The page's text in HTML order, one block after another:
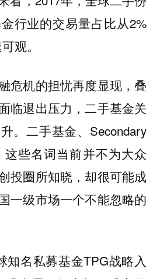
行业的交易量占比从2%
观。
危机的担忧再度显现，叠
临退出压力，二手基金关
。二手基金、Secondary
这些名词当前并不为大众
投圈所知晓，却很可能成
一级市场一个不能忽略的
知名私募基金TPG战略入